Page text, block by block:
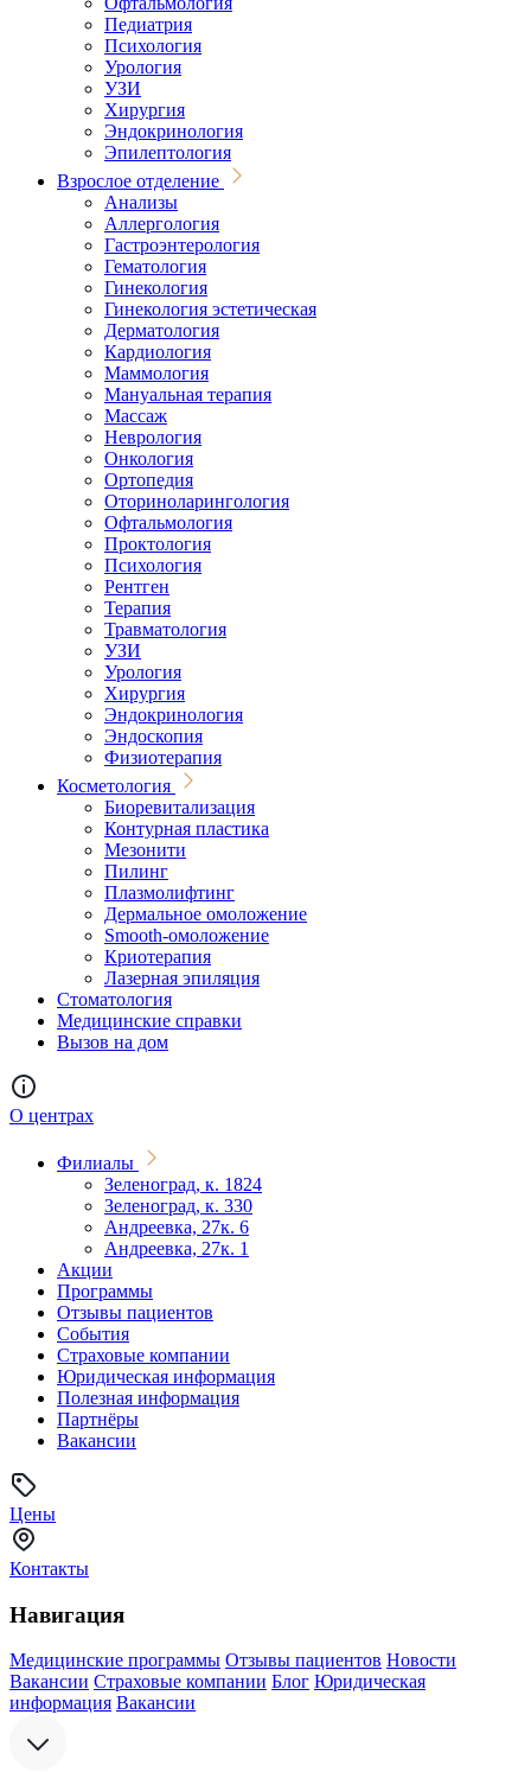
Педиатрия
Психология
Урология
УЗИ
Хирургия
Эндокринология
Эпилептология
Взрослое отделение
Анализы
Аллергология
Гастроэнтерология
Гематология
Гинекология
Гинекология эстетическая
Дерматология
Кардиология
Маммология
Мануальная терапия
Массаж
Неврология
Онкология
Ортопедия
Оториноларингология
Офтальмология
Проктология
Психология
Рентген
Терапия
Травматология
УЗИ
Урология
Хирургия
Эндокринология
Эндоскопия
Физиотерапия
Косметология
Биоревитализация
Контурная пластика
Мезонити
Пилинг
Плазмолифтинг
Дермальное омоложение
Smooth-омоложение
Криотерапия
Лазерная эпиляция
Стоматология
Медицинские справки
Вызов на дом
О центрах
Филиалы
Зеленоград, к. 1824
Зеленоград, к. 330
Андреевка, 27к. 6
Андреевка, 27к. 1
Акции
Программы
Отзывы пациентов
События
Страховые компании
Юридическая информация
Полезная информация
Партнёры
Вакансии
Цены
Контакты
Навигация
Медицинские программы Отзывы пациентов Новости
Вакансии Страховые компании Блог Юридическая
информация Вакансии